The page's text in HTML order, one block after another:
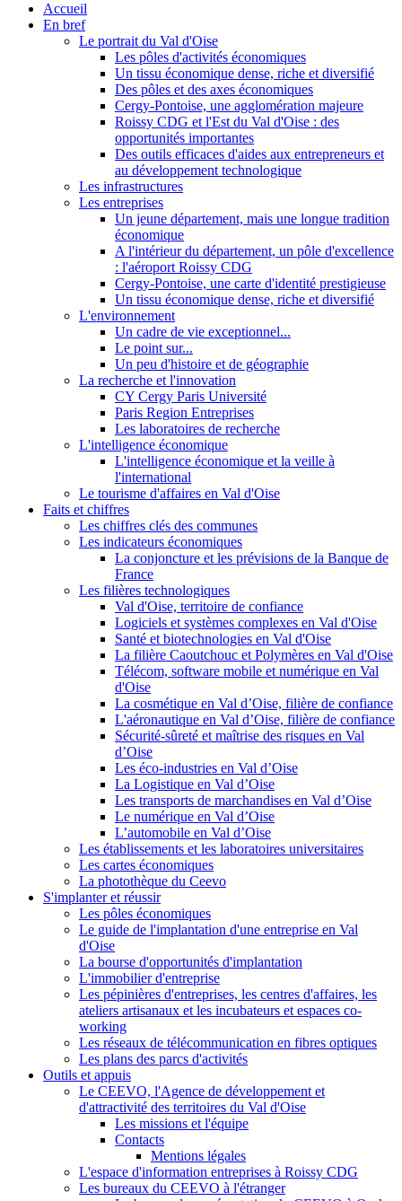
Accueil
En bref
Le portrait du Val d'Oise
Les pôles d'activités économiques
Un tissu économique dense, riche et diversifié
Des pôles et des axes économiques
Cergy-Pontoise, une agglomération majeure
Roissy CDG et l'Est du Val d'Oise : des
opportunités importantes
Des outils efficaces d'aides aux entrepreneurs et
au développement technologique
Les infrastructures
Les entreprises
Un jeune département, mais une longue tradition
économique
A l'intérieur du département, un pôle d'excellence
: l'aéroport Roissy CDG
Cergy-Pontoise, une carte d'identité prestigieuse
Un tissu économique dense, riche et diversifié
L'environnement
Un cadre de vie exceptionnel...
Le point sur...
Un peu d'histoire et de géographie
La recherche et l'innovation
CY Cergy Paris Université
Paris Region Entreprises
Les laboratoires de recherche
L'intelligence économique
L'intelligence économique et la veille à
l'international
Le tourisme d'affaires en Val d'Oise
Faits et chiffres
Les chiffres clés des communes
Les indicateurs économiques
La conjoncture et les prévisions de la Banque de
France
Les filières technologiques
Val d'Oise, territoire de confiance
Logiciels et systèmes complexes en Val d'Oise
Santé et biotechnologies en Val d'Oise
La filière Caoutchouc et Polymères en Val d'Oise
Télécom, software mobile et numérique en Val
d'Oise
La cosmétique en Val d’Oise, filière de confiance
L'aéronautique en Val d’Oise, filière de confiance
Sécurité-sûreté et maîtrise des risques en Val
d’Oise
Les éco-industries en Val d’Oise
La Logistique en Val d’Oise
Les transports de marchandises en Val d’Oise
Le numérique en Val d’Oise
L’automobile en Val d’Oise
Les établissements et les laboratoires universitaires
Les cartes économiques
La photothèque du Ceevo
S'implanter et réussir
Les pôles économiques
Le guide de l'implantation d'une entreprise en Val
d'Oise
La bourse d'opportunités d'implantation
L'immobilier d'entreprise
Les pépinières d'entreprises, les centres d'affaires, les
ateliers artisanaux et les incubateurs et espaces co-
working
Les réseaux de télécommunication en fibres optiques
Les plans des parcs d'activités
Outils et appuis
Le CEEVO, l'Agence de développement et
d'attractivité des territoires du Val d'Oise
Les missions et l'équipe
Contacts
Mentions légales
L'espace d'information entreprises à Roissy CDG
Les bureaux du CEEVO à l'étranger